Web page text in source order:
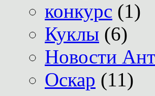
конкурс (1)
Куклы (6)
Новости
Оскар (11)